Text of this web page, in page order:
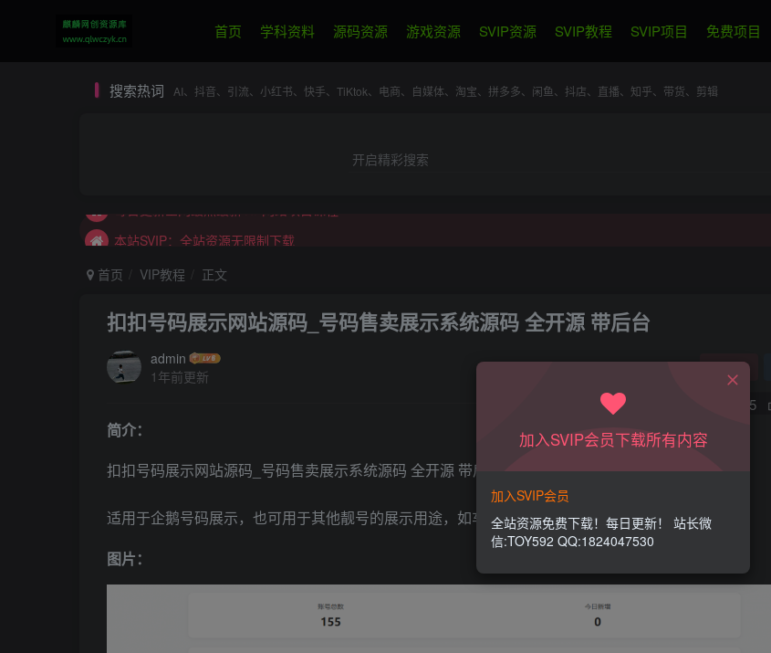
首页 学科资料 源码资源 游戏资源 SVIP资源 SVIP教程 SVIP项目 免费项目
搜索热词 AI、抖音、引流、小红书、快手、TiKtok、电商、自媒体、淘宝、拼多多、闲鱼、抖店、直播、知乎、带货、剪辑
开启精彩搜索
永久SVIP用户，联系站长进网创项目微信交流群。
本站SVIP：专属SVIP网创项目微信交流群
加入本站SVIP，所有内容无限制下载。
首页 VIP教程 正文
扣扣号码展示网站源码_号码售卖展示系统源码 全开源 带后台
admin
1年前更新
关注
715
简介：
扣扣号码展示网站源码 _号码售卖展示系统源码 全开源 带后台 多套首页模板 附教程
适用于企鹅号码展示，也可用于其他靓号的展示用途，如车牌号之类的。感兴趣的自行下载吧
图片：
加入SVIP会员下载所有内容
加入SVIP会员
全站资源免费下载！每日更新！ 站长微
信:TOY592 QQ:1824047530